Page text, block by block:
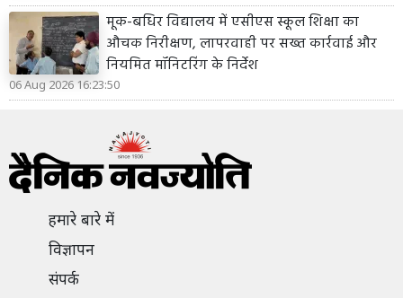
मूक-बधिर विद्यालय में एसीएस स्कूल शिक्षा का
औचक निरीक्षण, लापरवाही पर सख्त कार्रवाई और
नियमित मॉनिटरिंग के निर्देश
06 Aug 2026 16:23:50
हमारे बारे में
विज्ञापन
संपर्क